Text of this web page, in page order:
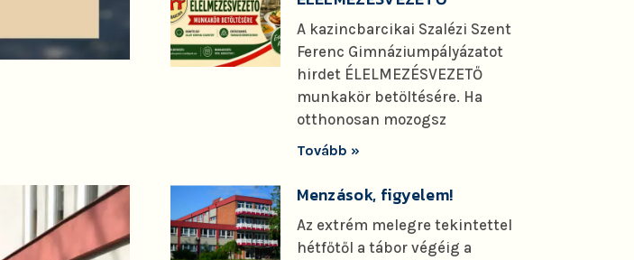
A kazincbarcikai Szalézi Szent
Ferenc Gimnáziumpályázatot
hirdet ÉLELMEZÉSVEZETŐ
munkakör betöltésére. Ha
otthonosan mozogsz
Tovább »
Menzások, figyelem!
Az extrém melegre tekintettel
hétfőtől a tábor végéig a